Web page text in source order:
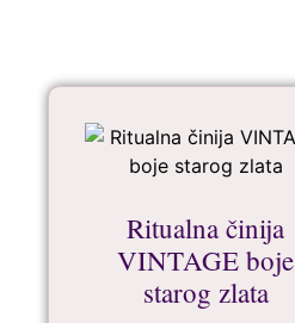
Ritualna činija
VINTAGE boje
starog zlata